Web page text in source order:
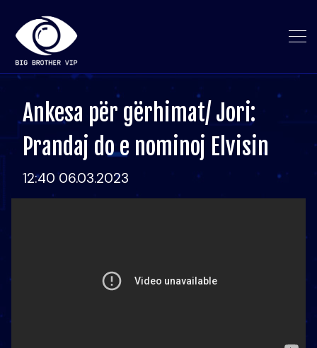
Ankesa për gërhimat/ Jori:
Prandaj do e nominoj Elvisin
12:40 06.03.2023